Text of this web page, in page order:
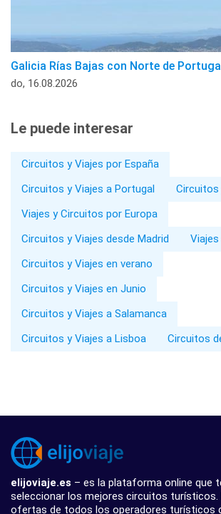
Galicia Rías Bajas con Norte de
do, 16.08.2026
Le puede interesar
Circuitos y Viajes por España
Circuitos y Viajes a Portugal
Circuitos
Viajes y Circuitos por Europa
Circuitos y Viajes desde Madrid
Circuitos y Viajes en verano
Circuitos y Viajes en Junio
Circuitos y Viajes a Salamanca
Circuitos y Viajes a Lisboa
Circuitos
elijoviaje.es – es la plataforma online que
seleccionar los mejores circuitos turísticos.
ofertas de todos los operadores turísticos